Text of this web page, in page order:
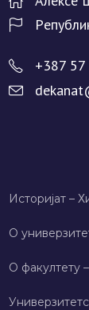
+387
Историјат –
О
О факултету